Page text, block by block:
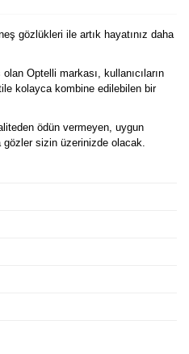
gözlükleri ile artık hayatınız daha
Optelli markası, kullanıcıların
kolayca kombine edilebilen bir
ödün vermeyen, uygun
gözler sizin üzerinizde olacak.